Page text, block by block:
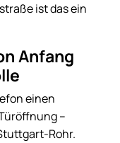
ist das ein
Anfang
einen
–
Rohr.